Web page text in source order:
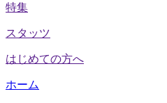
特集
スタッツ
はじめての方へ
ホーム